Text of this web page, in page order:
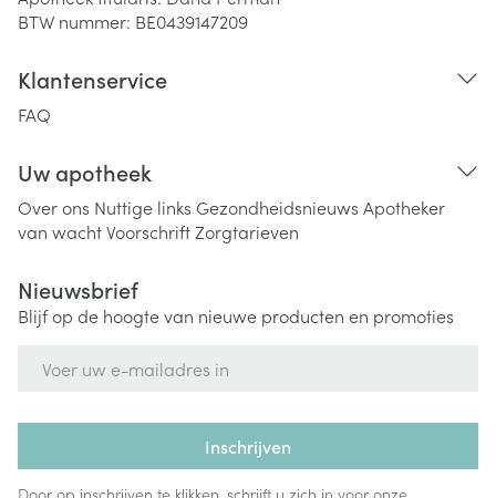
BTW nummer: BE0439147209
Klantenservice
FAQ
Uw apotheek
Over ons Nuttige links Gezondheidsnieuws Apotheker
van wachtVoorschriftZorgtarieven
Nieuwsbrief
Blijf op de hoogte van nieuwe producten en promoties
Inschrijven
Door op inschrijven te klikken, schrijft u zich in voor onze